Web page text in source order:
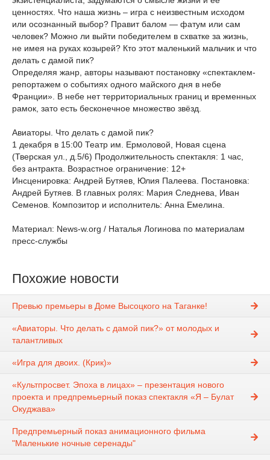
ценностях. Что наша жизнь – игра с неизвестным исходом
или осознанный выбор? Правит балом — фатум или сам
человек? Можно ли выйти победителем в схватке за жизнь,
не имея на руках козырей? Кто этот маленький мальчик и что
делать с дамой пик?
Определяя жанр, авторы называют постановку «спектаклем-
репортажем о событиях одного майского дня в небе
Франции». В небе нет территориальных границ и временных
рамок, зато есть бесконечное множество звёзд.
Авиаторы. Что делать с дамой пик?
1 декабря в 15:00 Театр им. Ермоловой, Новая сцена
(Тверская ул., д.5/6) Продолжительность спектакля: 1 час,
без антракта. Возрастное ограничение: 12+
Инсценировка: Андрей Бутяев, Юлия Палеева. Постановка:
Андрей Бутяев. В главных ролях: Мария Следнева, Иван
Семенов. Композитор и исполнитель: Анна Емелина.
Материал: News-w.org / Наталья Логинова по материалам
пресс-службы
Похожие новости
Превью премьеры в Доме Высоцкого на Таганке!
«Авиаторы. Что делать с дамой пик?» от молодых и
талантливых
«Игра для двоих. (Крик)»
«Культпросвет. Эпоха в лицах» – презентация нового
проекта и предпремьерный показ спектакля «Я – Булат
Окуджава»
Предпремьерный показ анимационного фильма
"Маленькие ночные серенады"